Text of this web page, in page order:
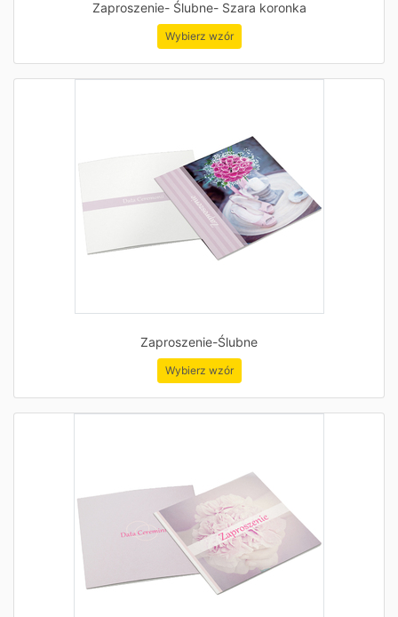
Zaproszenie- Ślubne- Szara koronka
Wybierz wzór
Zaproszenie-Ślubne
Wybierz wzór